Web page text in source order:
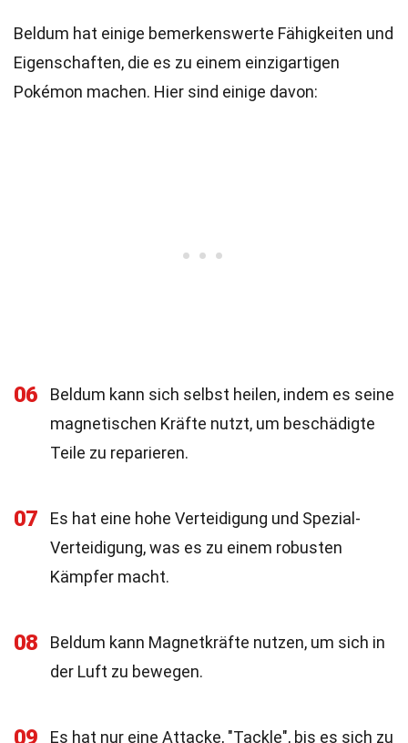
Beldum hat einige bemerkenswerte Fähigkeiten und
Eigenschaften, die es zu einem einzigartigen
Pokémon machen. Hier sind einige davon:
06
Beldum kann sich selbst heilen, indem es seine
magnetischen Kräfte nutzt, um beschädigte
Teile zu reparieren.
07
Es hat eine hohe Verteidigung und Spezial-
Verteidigung, was es zu einem robusten
Kämpfer macht.
08
Beldum kann Magnetkräfte nutzen, um sich in
der Luft zu bewegen.
09 Es hat nur eine Attacke, "Tackle", bis es sich zu